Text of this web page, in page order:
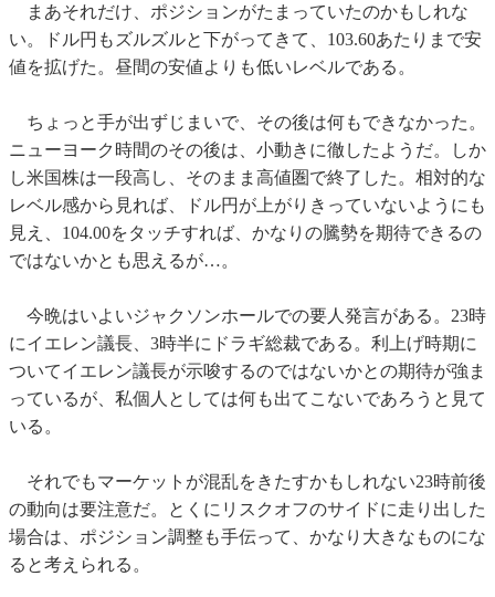
まあそれだけ、ポジションがたまっていたのかもしれな
い。ドル円もズルズルと下がってきて、103.60あたりまで安
値を拡げた。昼間の安値よりも低いレベルである。
ちょっと手が出ずじまいで、その後は何もできなかった。
ニューヨーク時間のその後は、小動きに徹したようだ。しか
し米国株は一段高し、そのまま高値圏で終了した。相対的な
レベル感から見れば、ドル円が上がりきっていないようにも
見え、104.00をタッチすれば、かなりの騰勢を期待できるの
ではないかとも思えるが…。
今晩はいよいジャクソンホールでの要人発言がある。23時
にイエレン議長、3時半にドラギ総裁である。利上げ時期に
ついてイエレン議長が示唆するのではないかとの期待が強ま
っているが、私個人としては何も出てこないであろうと見て
いる。
それでもマーケットが混乱をきたすかもしれない23時前後
の動向は要注意だ。とくにリスクオフのサイドに走り出した
場合は、ポジション調整も手伝って、かなり大きなものにな
ると考えられる。